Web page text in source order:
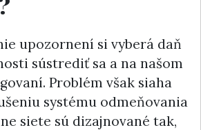
upozornení si vyberá daň
sústrediť sa a na našom
Problém však siaha
systému odmeňovania
siete sú dizajnované tak,